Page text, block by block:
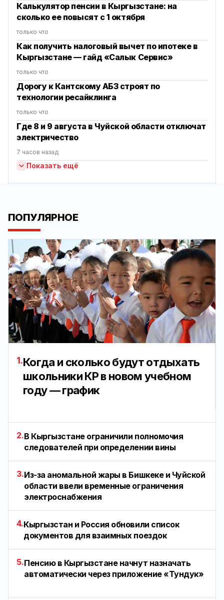
Калькулятор пенсии в Кыргызстане: на
сколько ее повысят с 1 октября
только что
Как получить налоговый вычет по ипотеке в
Кыргызстане — гайд «Салык Сервис»
только что
Дорогу к Кантскому АБЗ строят по
технологии ресайклинга
только что
Где 8 и 9 августа в Чуйской области отключат
электричество
7 часов назад
Показать ещё
ПОПУЛЯРНОЕ
1.Когда и сколько будут отдыхать
школьники КР в новом учебном
году — график
2.В Кыргызстане ограничили полномочия
следователей при определении вины
3.Из-за аномальной жары в Бишкеке и Чуйской
области ввели временные ограничения
электроснабжения
4.Кыргызстан и Россия обновили список
документов для взаимных поездок
5.Пенсию в Кыргызстане начнут назначать
автоматически через приложение «Тундук»